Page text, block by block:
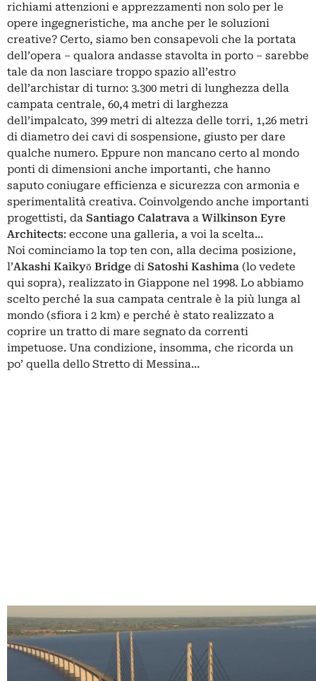
richiami attenzioni e apprezzamenti non solo per le
opere ingegneristiche, ma anche per le soluzioni
creative? Certo, siamo ben consapevoli che la portata
dell’opera – qualora andasse stavolta in porto – sarebbe
tale da non lasciare troppo spazio all’estro
dell’archistar di turno: 3.300 metri di lunghezza della
campata centrale, 60,4 metri di larghezza
dell’impalcato, 399 metri di altezza delle torri, 1,26 metri
di diametro dei cavi di sospensione, giusto per dare
qualche numero. Eppure non mancano certo al mondo
ponti di dimensioni anche importanti, che hanno
saputo coniugare efficienza e sicurezza con armonia e
sperimentalità creativa. Coinvolgendo anche importanti
progettisti, da Santiago Calatrava a Wilkinson Eyre
Architects: eccone una galleria, a voi la scelta…
Noi cominciamo la top ten con, alla decima posizione,
l’Akashi Kaikyō Bridge di Satoshi Kashima (lo vedete
qui sopra), realizzato in Giappone nel 1998. Lo abbiamo
scelto perché la sua campata centrale è la più lunga al
mondo (sfiora i 2 km) e perché è stato realizzato a
coprire un tratto di mare segnato da correnti
impetuose. Una condizione, insomma, che ricorda un
po’ quella dello Stretto di Messina…